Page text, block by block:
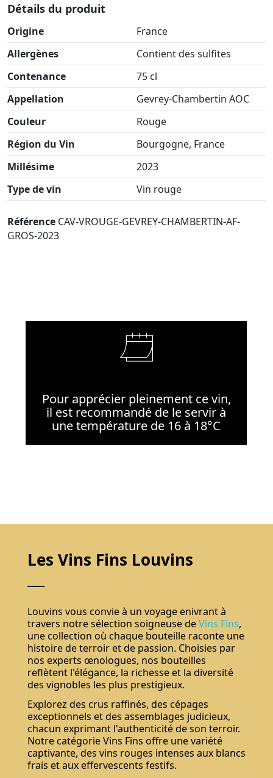
Détails du produit
Origine
France
Allergènes
Contient des sulfites
Contenance
75 cl
Appellation
Gevrey-Chambertin AOC
Couleur
Rouge
Région du Vin
Bourgogne, France
Millésime
2023
Type de vin
Vin rouge
Référence CAV-VROUGE-GEVREY-CHAMBERTIN-AF-
GROS-2023
Pour apprécier pleinement ce vin,
il est recommandé de le servir à
une température de 16 à 18°C
Les Vins Fins Louvins
Louvins vous convie à un voyage enivrant à
travers notre sélection soigneuse deVins Fins,
une collection où chaque bouteille raconte une
histoire de terroir et de passion. Choisies par
nos experts œnologues, nos bouteilles
reflètent l'élégance, la richesse et la diversité
des vignobles les plus prestigieux.
Explorez des crus raffinés, des cépages
exceptionnels et des assemblages judicieux,
chacun exprimant l'authenticité de son terroir.
Notre catégorie Vins Fins offre une variété
captivante, des vins rouges intenses aux blancs
frais et aux effervescents festifs.